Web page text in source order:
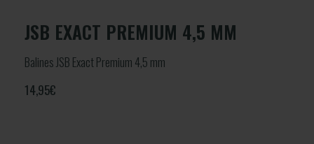
JSB EXACT PREMIUM 4,5 MM
Balines JSB Exact Premium 4,5 mm
14,95€